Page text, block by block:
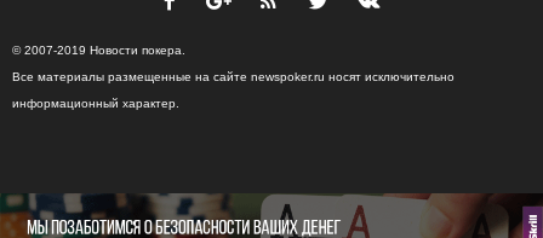
© 2007-2019 Новости покера.
Все материалы размещенные на сайте newspoker.ru носят исключительно
информационный характер.